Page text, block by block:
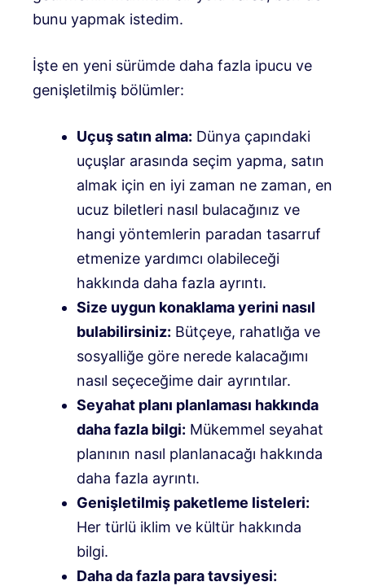
bunu yapmak istedim.
İşte en yeni sürümde daha fazla ipucu ve
genişletilmiş bölümler:
Uçuş satın alma: Dünya çapındaki
uçuşlar arasında seçim yapma, satın
almak için en iyi zaman ne zaman, en
ucuz biletleri nasıl bulacağınız ve
hangi yöntemlerin paradan tasarruf
etmenize yardımcı olabileceği
hakkında daha fazla ayrıntı.
Size uygun konaklama yerini nasıl
bulabilirsiniz: Bütçeye, rahatlığa ve
sosyalliğe göre nerede kalacağımı
nasıl seçeceğime dair ayrıntılar.
Seyahat planı planlaması hakkında
daha fazla bilgi: Mükemmel seyahat
planının nasıl planlanacağı hakkında
daha fazla ayrıntı.
Genişletilmiş paketleme listeleri:
Her türlü iklim ve kültür hakkında
bilgi.
Daha da fazla para tavsiyesi: